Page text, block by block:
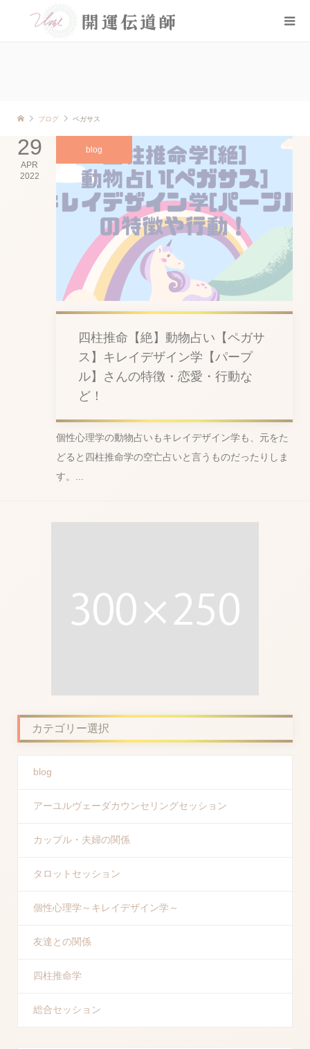
ブログ ペガサス
29
APR
2022
blog
四柱推命【絶】動物占い【ペガサ
ス】キレイデザイン学【パープ
ル】さんの特徴・恋愛・行動な
ど！
個性心理学の動物占いもキレイデザイン学も、元をた
どると四柱推命学の空亡占いと言うものだったりしま
す。...
カテゴリー選択
blog
アーユルヴェーダカウンセリングセッション
カップル・夫婦の関係
タロットセッション
個性心理学～キレイデザイン学～
友達との関係
四柱推命学
総合セッション